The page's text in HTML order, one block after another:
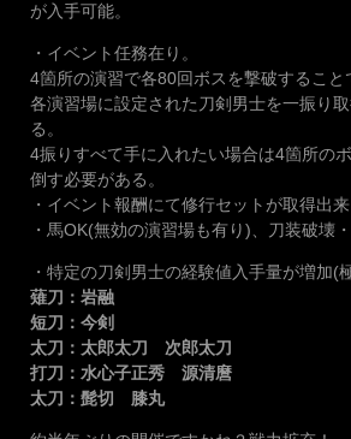
が入手可能。
・イベント任務在り。
4箇所の演習で各80回ボスを撃破すること
各演習場に設定された刀剣男士を一振り
る。
4振りすべて手に入れたい場合は4箇所の
倒す必要がある。
・イベント報酬にて修行セットが取得出来
・馬OK(無効の演習場も有り)、刀装破壊
・特定の刀剣男士の経験値入手量が増加(
薙刀：岩融
短刀：今剣
太刀：太郎太刀 次郎太刀
打刀：水心子正秀 源清麿
太刀：髭切 膝丸